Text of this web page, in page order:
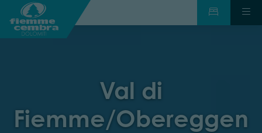
Val di
Fiemme/Obereggen